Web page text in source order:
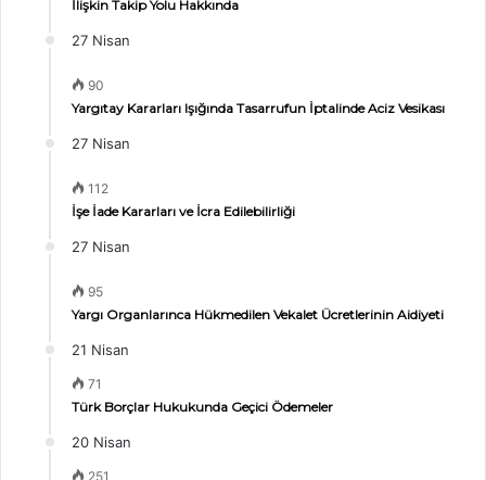
İlişkin Takip Yolu Hakkında
27 Nisan
90
Yargıtay Kararları Işığında Tasarrufun İptalinde Aciz Vesikası
27 Nisan
112
İşe İade Kararları ve İcra Edilebilirliği
27 Nisan
95
Yargı Organlarınca Hükmedilen Vekalet Ücretlerinin Aidiyeti
21 Nisan
71
Türk Borçlar Hukukunda Geçici Ödemeler
20 Nisan
251